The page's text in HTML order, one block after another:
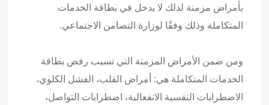
بأمراض مزمنة لذلك لا يدخل في بطاقة الخدمات
المتكاملة وذلك وفقًا لوزارة التضامن الاجتماعي.
ومن ضمن الأمراض المزمنة التي تسبب رفض بطاقة
الخدمات المتكاملة هي: أمراض القلب، الفشل الكلوي،
الاضطرابات النفسية الانفعالية، اضطرابات التواصل،